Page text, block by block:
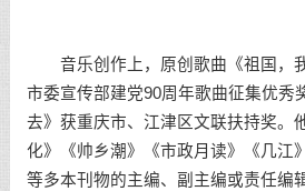
音乐创作上，原创歌曲《祖国，
市委宣传部建党90周年歌曲征集优秀
去》获重庆市、江津区文联扶持奖。
化》《帅乡潮》《市政月读》《几江
等多本刊物的主编、副主编或责任编